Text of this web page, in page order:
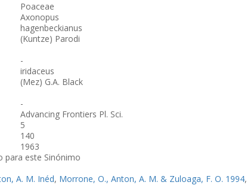
Poaceae
Axonopus
hagenbeckianus
(Kuntze) Parodi
-
iridaceus
(Mez) G.A. Black
-
Advancing Frontiers Pl. Sci.
5
140
1963
para este Sinónimo
A. M. Inéd, Morrone, O., Anton, A. M. & Zuloaga, F. O. 1994,